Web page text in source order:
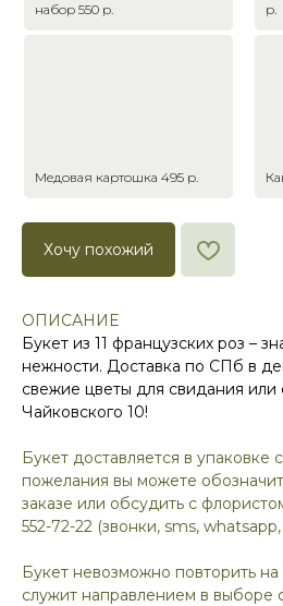
набор 550 р.
р.
Медовая картошка 495 р.
Хочу похожий
ОПИСАНИЕ
Букет из 11 французских роз –
нежности. Доставка по СПб в
свежие цветы для свидания или
Чайковского 10!
Букет доставляется в
пожелания вы можете
заказе или обсудить с
552-72-22 (звонки, sms,
Букет невозможно повторить
служит направлением в выборе